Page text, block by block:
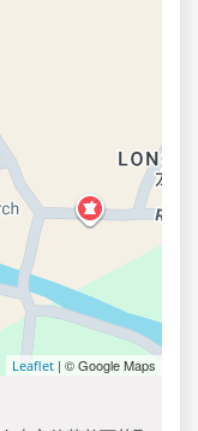
Leaflet | © Google Maps